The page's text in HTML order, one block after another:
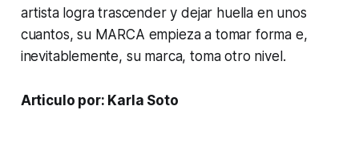
artista logra trascender y dejar huella en unos
cuantos, su MARCA empieza a tomar forma e,
inevitablemente, su marca, toma otro nivel.
Articulo por: Karla Soto